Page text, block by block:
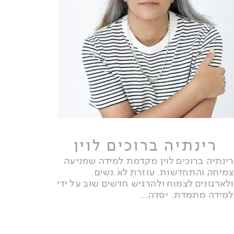
רינתיה ברוכים לוין
רינתיה ברוכים לוין מקדמת למידה שמניעה
צמיחה והתחדשות. עוזרת לא.נשים
ולארגונים לצמוח ולהרגיש חדשים שוב על ידי
למידה מתמדת. יסדה…